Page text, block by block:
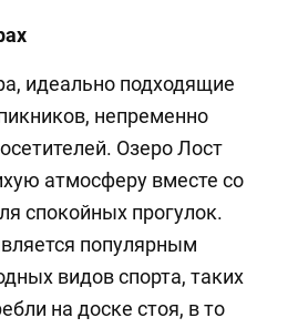
идеально подходящие
непременно
Озеро Лост
атмосферу вместе со
спокойных прогулок.
популярным
видов спорта, таких
на доске стоя, в то